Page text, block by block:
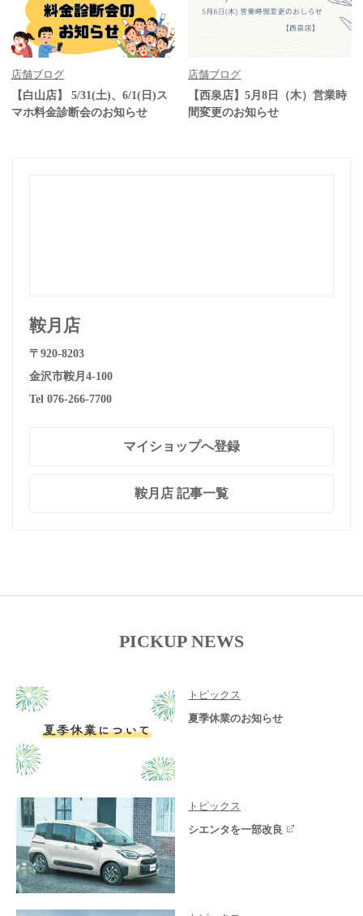
店舗ブログ
【白山店】 5/31(土)、6/1(日)ス
マホ料金診断会のお知らせ
店舗ブログ
【西泉店】5月8日（木）営業時
間変更のお知らせ
鞍月店
〒920-8203
金沢市鞍月4-100
Tel 076-266-7700
マイショップへ登録
鞍月店 記事一覧
PICKUP NEWS
トピックス
夏季休業のお知らせ
トピックス
シエンタを一部改良